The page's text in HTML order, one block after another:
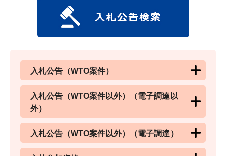
入札公告（WTO案件）
入札公告（WTO案件以外）（電子調達以
外）
入札公告（WTO案件以外）（電子調達）